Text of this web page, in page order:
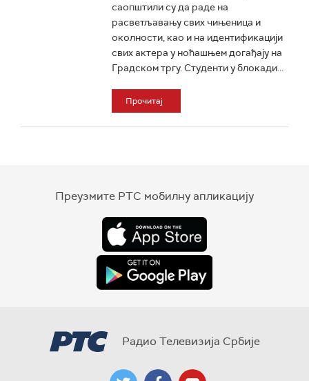
саопштили су да раде на
расветљавању свих чињеница и
околности, као и на идентификацији
свих актера у ноћашњем догађају на
Градском тргу. Студенти у блокади...
Прочитај
Преузмите РТС мобилну апликацију
Радио Телевизија Србије